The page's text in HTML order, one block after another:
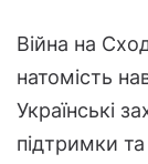
Війна на
натомість
Українські
підтримки